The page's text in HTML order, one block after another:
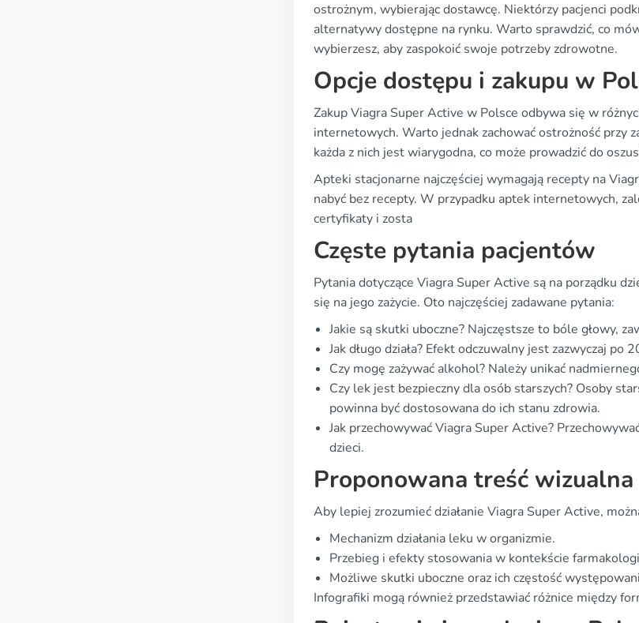
ostrożnym, wybierając dostawcę. Niektórzy pacjenci
alternatywy dostępne na rynku. Warto sprawdzić, co
wybierzesz, aby zaspokoić swoje potrzeby zdrowotne.
Opcje dostępu i zakupu w
Zakup Viagra Super Active w Polsce odbywa się w
internetowych. Warto jednak zachować ostrożność
każda z nich jest wiarygodna, co może prowadzić do
Apteki stacjonarne najczęściej wymagają recepty na
nabyć bez recepty. W przypadku aptek internetowych,
certyfikaty i zosta
Częste pytania pacjentów
Pytania dotyczące Viagra Super Active są na porządku
się na jego zażycie. Oto najczęściej zadawane pytania:
Jakie są skutki uboczne? Najczęstsze to bóle głowy,
Jak długo działa? Efekt odczuwalny jest zazwyczaj
Czy mogę zażywać alkohol? Należy unikać
Czy lek jest bezpieczny dla osób starszych? Osoby
powinna być dostosowana do ich stanu zdrowia.
Jak przechowywać Viagra Super Active?
dzieci.
Proponowana treść wizualna
Aby lepiej zrozumieć działanie Viagra Super Active,
Mechanizm działania leku w organizmie.
Przebieg i efekty stosowania w kontekście
Możliwe skutki uboczne oraz ich częstość
Infografiki mogą również przedstawiać różnice między